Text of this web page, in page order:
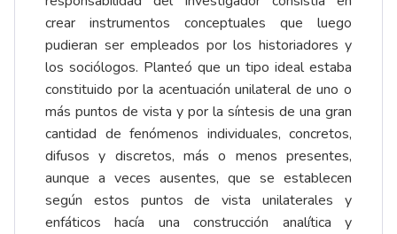
crear instrumentos conceptuales que luego
pudieran ser empleados por los historiadores y
los sociólogos. Planteó que un tipo ideal estaba
constituido por la acentuación unilateral de uno o
más puntos de vista y por la síntesis de una gran
cantidad de fenómenos individuales, concretos,
difusos y discretos, más o menos presentes,
aunque a veces ausentes, que se establecen
según estos puntos de vista unilaterales y
enfáticos hacía una construcción analítica y